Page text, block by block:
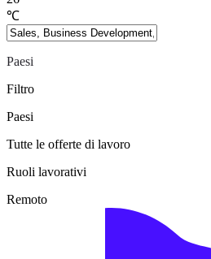
℃
Paesi
Filtro
Paesi
Tutte le offerte di lavoro
Ruoli lavorativi
Remoto